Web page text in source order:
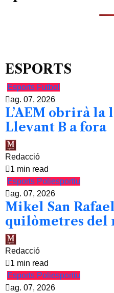
ESPORTS
Esports Futbol
ag. 07, 2026
L’AEM obrirà
Llevant B a fora
Redacció
1 min read
Esports Poliesportiu
ag. 07, 2026
Mikel San
quilòmetres del
Redacció
1 min read
Esports Poliesportiu
ag. 07, 2026